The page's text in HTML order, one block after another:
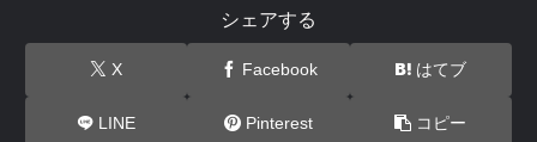
シェアする
X Facebook はてブ
LINE Pinterest コピー